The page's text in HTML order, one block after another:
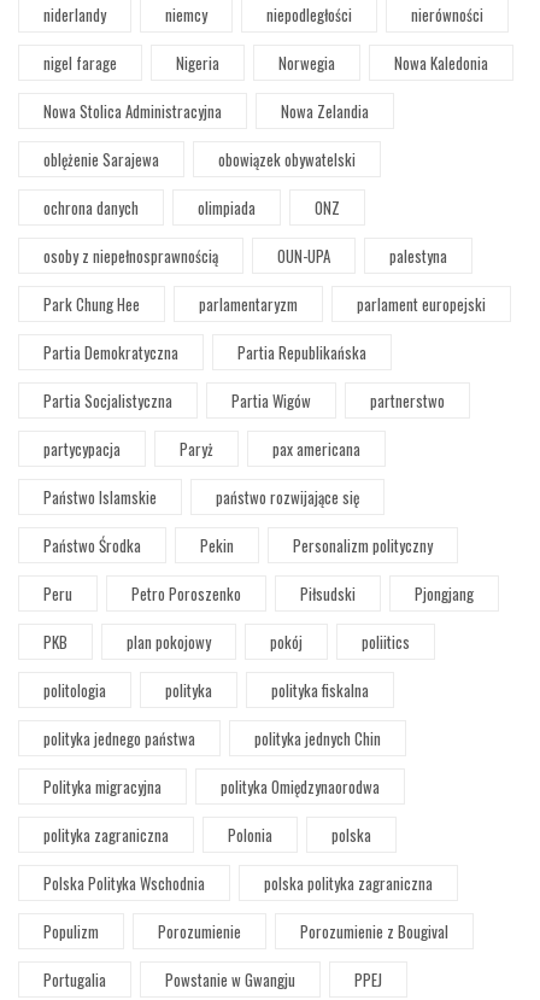
niderlandy
niemcy niepodległości
nierówności
nigel farage
Nigeria Norwegia
Nowa Kaledonia
Nowa Stolica Administracyjna
Nowa Zelandia
oblężenie Sarajewa
obowiązek obywatelski
ochrona danych
olimpiada
ONZ
osoby z niepełnosprawnością
OUN-UPA
palestyna
Park Chung Hee
parlamentaryzm
parlament europejski
Partia Demokratyczna
Partia Republikańska
Partia Socjalistyczna
Partia Wigów
partnerstwo
partycypacja
Paryż
pax americana
Państwo Islamskie
państwo rozwijające się
Państwo Środka
Pekin
Personalizm polityczny
Peru
Petro Poroszenko Piłsudski
Pjongjang
PKB
plan pokojowy pokój
poliitics
politologia
polityka
polityka fiskalna
polityka jednego państwa
polityka jednych Chin
Polityka migracyjna
polityka Omiędzynaorodwa
polityka zagraniczna
Polonia
polska
Polska Polityka Wschodnia
polska polityka zagraniczna
Populizm
Porozumienie
Porozumienie z Bougival
Portugalia
Powstanie w Gwangju PPEJ